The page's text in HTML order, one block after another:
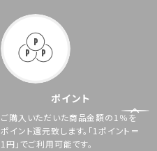
ポイント
ご購入いただいた商品金額の1％を
ポイント還元致します。「1ポイント＝
1円」でご利用可能です。